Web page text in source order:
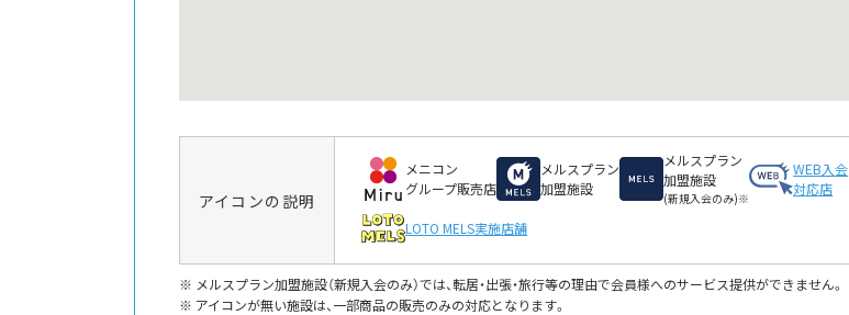
アイコンの説明
メニコン
グループ販売店
メルスプラン
加盟施設
メルスプラン
加盟施設
(新規入会のみ)※
WEB入会
対応店
LOTO MELS実施店舗
メルスプラン加盟施設（新規入会のみ）では、転居・出張・旅行等の理由で会員様へのサービス提供ができません。
アイコンが無い施設は、一部商品の販売のみの対応となります。